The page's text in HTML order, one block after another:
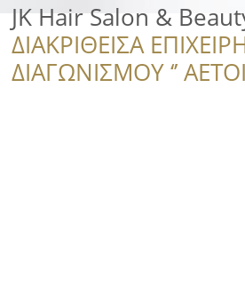
JK Hair Salon &
ΔΙΑΚΡΙΘΕΙΣΑ
ΔΙΑΓΩΝΙΣΜΟΥ ‘’ ΑΕΤΟΙ